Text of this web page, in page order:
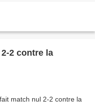
2 contre la